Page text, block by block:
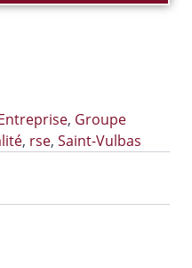
, Groupe
, rse, Saint-Vulbas